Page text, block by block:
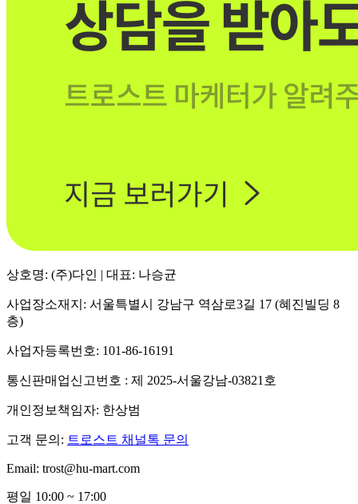
상호명: (주)다인 | 대표: 나승균
사업장소재지: 서울특별시 강남구 역삼로3길 17 (혜진빌딩 8
층)
사업자등록번호: 101-86-16191
통신판매업신고번호 : 제 2025-서울강남-03821호
개인정보책임자: 한상범
고객 문의: 트로스트 채널톡 문의
Email: trost@hu-mart.com
평일 10:00 ~ 17:00